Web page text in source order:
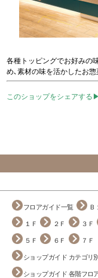
各種トッピングでお好みの
め､素材の味を活かしたお惣
このショップをシェアする▶
フロアガイド一覧 Ｂ
１Ｆ ２Ｆ ３Ｆ
５Ｆ ６Ｆ ７Ｆ
ショップガイド カテゴリ別
ショップガイド 各階フロ